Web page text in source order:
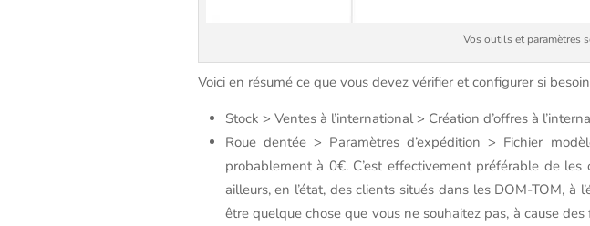
Vos outils et paramètres
Voici en résumé ce que vous devez vérifier et configurer si
Stock > Ventes à l’international > Création d’offres à
Roue dentée > Paramètres d’expédition > Fichier
probablement à 0€. C’est effectivement préférable de
ailleurs, en l’état, des clients situés dans les DOM-TOM, à
être quelque chose que vous ne souhaitez pas, à cause